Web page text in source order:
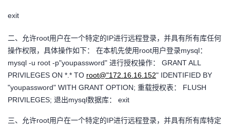
动
关
注
我
的
开
发
我
的
Programs
我
的
exit
二、允许root用户在一个特定的IP进行远程登录，并具有所有库任何
操作权限，具体操作如下： 在本机先使用root用户登录mysql：
mysql -u root -p"youpassword" 进行授权操作： GRANT ALL
PRIVILEGES ON *.* TO root@"172.16.16.152" IDENTIFIED BY
"youpassword" WITH GRANT OPTION; 重载授权表： FLUSH
PRIVILEGES; 退出mysql数据库： exit
三、允许root用户在一个特定的IP进行远程登录，并具有所有库特定